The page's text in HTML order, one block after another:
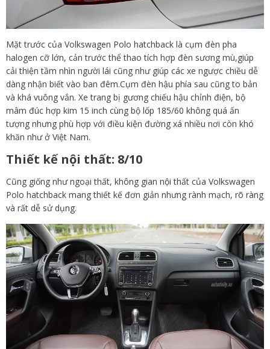
Mặt trước của Volkswagen Polo hatchback là cụm đèn pha
halogen cỡ lớn, cản trước thể thao tích hợp đèn sương mù,giúp
cải thiện tầm nhìn người lái cũng như giúp các xe ngược chiều dễ
dàng nhận biết vào ban đêm.Cụm đèn hậu phía sau cũng to bản
và khá vuông vắn. Xe trang bị gương chiếu hậu chỉnh điện, bộ
mâm đúc hợp kim 15 inch cùng bộ lốp 185/60 không quá ấn
tượng nhưng phù hợp với điều kiện đường xá nhiều nơi còn khó
khăn như ở Việt Nam.
Thiết kế nội thất: 8/10
Cũng giống như ngoại thất, không gian nội thất của Volkswagen
Polo hatchback mang thiết kế đơn giản nhưng rành mạch, rõ ràng
và rất dễ sử dụng.